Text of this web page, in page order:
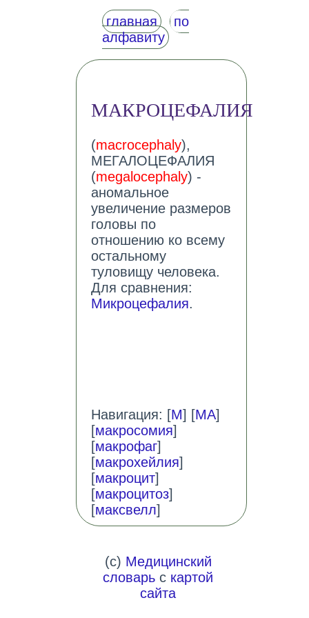
главная
по
алфавиту
МАКРОЦЕФАЛИЯ
(macrocephaly),
МЕГАЛОЦЕФАЛИЯ
(megalocephaly) -
аномальное
увеличение размеров
головы по
отношению ко всему
остальному
туловищу человека.
Для сравнения:
Микроцефалия.
Навигация: [М] [МА]
[макросомия]
[макрофаг]
[макрохейлия]
[макроцит]
[макроцитоз]
[максвелл]
(c) Медицинский
словарь с картой
сайта